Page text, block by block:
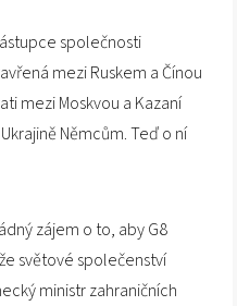
společnosti
mezi Ruskem a Čínou
mezi Moskvou a Kazaní
Němcům. Teď o ní
zájem o to, aby G8
světové společenství
ministr zahraničních